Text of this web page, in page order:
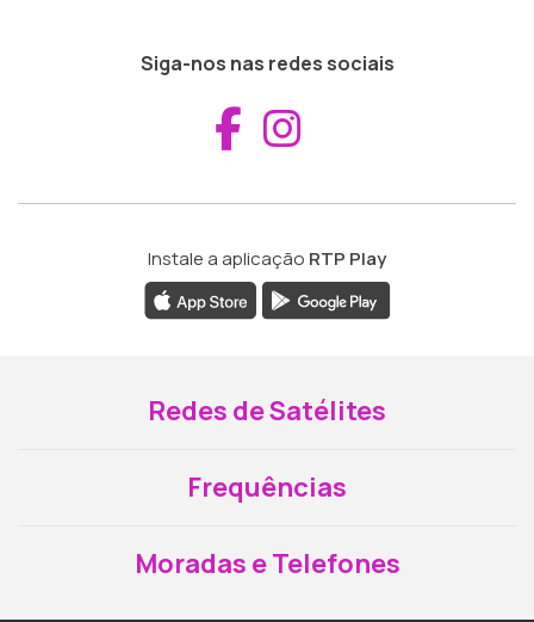
Siga-nos nas redes sociais
Aceder ao
Instale a aplicação RTP Play
Redes de Satélites
Frequências
Moradas e Telefones